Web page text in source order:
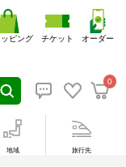
0
ピング チケット オーダー
地域 旅行先